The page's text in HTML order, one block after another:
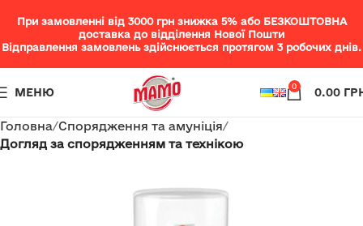
При замовленні від 3000 грн знижка 5% або БЕЗКОШТОВНА
доставка до відділення Нової Пошти
Відправлення замовлень здійснюється протягом 3 робочих днів.
МЕНЮ 0 0.00
Головна Спорядження та амуніція
Догляд за спорядженням та технікою